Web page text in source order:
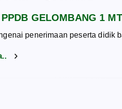
GELOMBANG 1
penerimaan peserta didik